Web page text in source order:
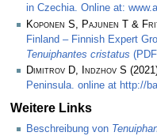
in Czechia. Online at:
Koponen S, Pajunen T &
Finland – Finnish Expert
Tenuiphantes cristatus
Dimitrov D, Indzhov S
Peninsula. online at http://
Weitere Links
Beschreibung von